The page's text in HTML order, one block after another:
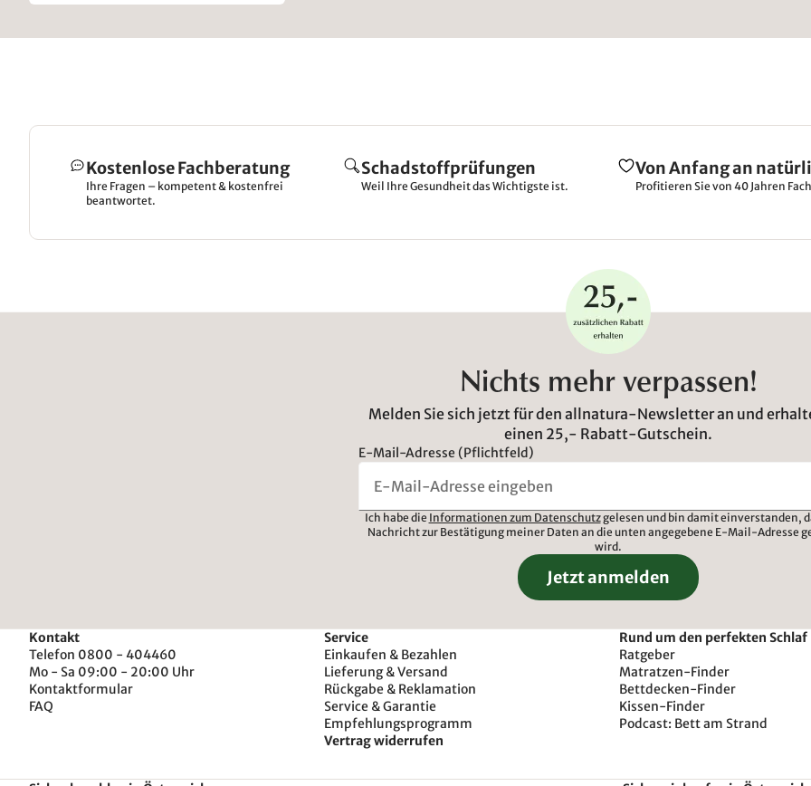
Kostenlose Fachberatung
Ihre Fragen – kompetent & kostenfrei
beantwortet.
Schadstoffprüfungen
Weil Ihre Gesundheit das Wichtigste ist.
Von Anfang an
Profitieren Sie von 40 Jahren
Nichts mehr verpassen!
Melden Sie sich jetzt für den allnatura-Newsletter an und
einen 25,- Rabatt-Gutschein.
E-Mail-Adresse (Pflichtfeld)
Ich habe die Informationen zum Datenschutzgelesen und bin damit einverstanden,
Nachricht zur Bestätigung meiner Daten an die unten angegebene E-Mail-Adresse
wird.
Jetzt anmelden
Kontakt
Telefon 0800 - 404460
Mo - Sa 09:00 - 20:00 Uhr
Kontaktformular
FAQ
Service
Einkaufen & Bezahlen
Lieferung & Versand
Rückgabe & Reklamation
Service & Garantie
Empfehlungsprogramm
Vertrag widerrufen
Rund um den perfekten Schlaf
Ratgeber
Matratzen-Finder
Bettdecken-Finder
Kissen-Finder
Podcast: Bett am Strand